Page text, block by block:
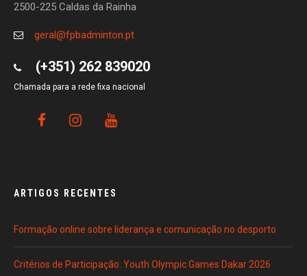
2500-225 Caldas da Rainha
geral@fpbadminton.pt
(+351) 262 839020
Chamada para a rede fixa nacional
ARTIGOS RECENTES
Formação online sobre liderança e comunicação no desporto
Critérios de Participação: Youth Olympic Games Dakar 2026